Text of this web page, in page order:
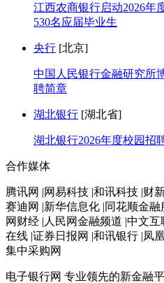
江西农商银行启动2026年
530名应届毕业生
央行 [北京]
中国人民银行金融研究所
聘简章
湖北银行 [湖北省]
湖北银行2026年度校园招
合作媒体
腾讯网 |网易科技 |和讯科技 |财
赛迪网 |新华信息化 |同花顺金
网财经 |人民网金融频道 |中文
在线 |证券日报网 |和讯银行 |凤
集中采购网
电子银行网 专业领先的新金融